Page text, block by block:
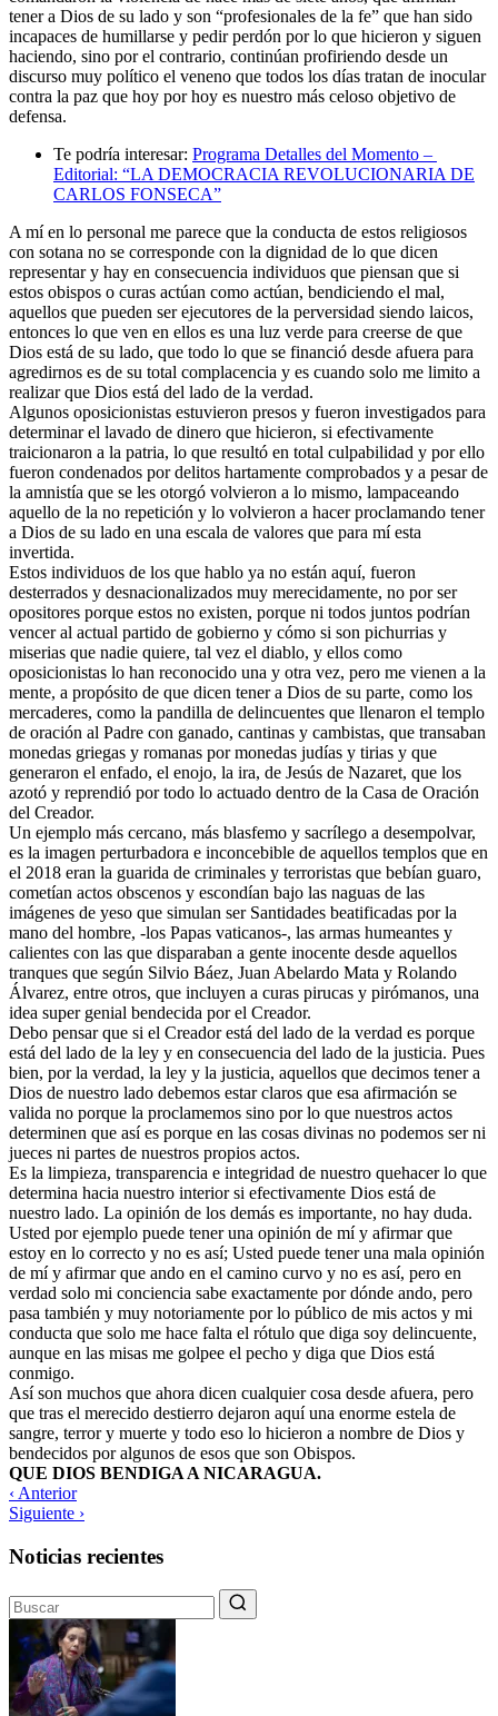
tener a Dios de su lado y son “profesionales de la fe” que han sido
incapaces de humillarse y pedir perdón por lo que hicieron y siguen
haciendo, sino por el contrario, continúan profiriendo desde un
discurso muy político el veneno que todos los días tratan de inocular
contra la paz que hoy por hoy es nuestro más celoso objetivo de
defensa.
Te podría interesar: Programa Detalles del Momento –
Editorial: “LA DEMOCRACIA REVOLUCIONARIA DE
CARLOS FONSECA”
A mí en lo personal me parece que la conducta de estos religiosos
con sotana no se corresponde con la dignidad de lo que dicen
representar y hay en consecuencia individuos que piensan que si
estos obispos o curas actúan como actúan, bendiciendo el mal,
aquellos que pueden ser ejecutores de la perversidad siendo laicos,
entonces lo que ven en ellos es una luz verde para creerse de que
Dios está de su lado, que todo lo que se financió desde afuera para
agredirnos es de su total complacencia y es cuando solo me limito a
realizar que Dios está del lado de la verdad.
Algunos oposicionistas estuvieron presos y fueron investigados para
determinar el lavado de dinero que hicieron, si efectivamente
traicionaron a la patria, lo que resultó en total culpabilidad y por ello
fueron condenados por delitos hartamente comprobados y a pesar de
la amnistía que se les otorgó volvieron a lo mismo, lampaceando
aquello de la no repetición y lo volvieron a hacer proclamando tener
a Dios de su lado en una escala de valores que para mí esta
invertida.
Estos individuos de los que hablo ya no están aquí, fueron
desterrados y desnacionalizados muy merecidamente, no por ser
opositores porque estos no existen, porque ni todos juntos podrían
vencer al actual partido de gobierno y cómo si son pichurrias y
miserias que nadie quiere, tal vez el diablo, y ellos como
oposicionistas lo han reconocido una y otra vez, pero me vienen a la
mente, a propósito de que dicen tener a Dios de su parte, como los
mercaderes, como la pandilla de delincuentes que llenaron el templo
de oración al Padre con ganado, cantinas y cambistas, que transaban
monedas griegas y romanas por monedas judías y tirias y que
generaron el enfado, el enojo, la ira, de Jesús de Nazaret, que los
azotó y reprendió por todo lo actuado dentro de la Casa de Oración
del Creador.
Un ejemplo más cercano, más blasfemo y sacrílego a desempolvar,
es la imagen perturbadora e inconcebible de aquellos templos que en
el 2018 eran la guarida de criminales y terroristas que bebían guaro,
cometían actos obscenos y escondían bajo las naguas de las
imágenes de yeso que simulan ser Santidades beatificadas por la
mano del hombre, -los Papas vaticanos-, las armas humeantes y
calientes con las que disparaban a gente inocente desde aquellos
tranques que según Silvio Báez, Juan Abelardo Mata y Rolando
Álvarez, entre otros, que incluyen a curas pirucas y pirómanos, una
idea super genial bendecida por el Creador.
Debo pensar que si el Creador está del lado de la verdad es porque
está del lado de la ley y en consecuencia del lado de la justicia. Pues
bien, por la verdad, la ley y la justicia, aquellos que decimos tener a
Dios de nuestro lado debemos estar claros que esa afirmación se
valida no porque la proclamemos sino por lo que nuestros actos
determinen que así es porque en las cosas divinas no podemos ser ni
jueces ni partes de nuestros propios actos.
Es la limpieza, transparencia e integridad de nuestro quehacer lo que
determina hacia nuestro interior si efectivamente Dios está de
nuestro lado. La opinión de los demás es importante, no hay duda.
Usted por ejemplo puede tener una opinión de mí y afirmar que
estoy en lo correcto y no es así; Usted puede tener una mala opinión
de mí y afirmar que ando en el camino curvo y no es así, pero en
verdad solo mi conciencia sabe exactamente por dónde ando, pero
pasa también y muy notoriamente por lo público de mis actos y mi
conducta que solo me hace falta el rótulo que diga soy delincuente,
aunque en las misas me golpee el pecho y diga que Dios está
conmigo.
Así son muchos que ahora dicen cualquier cosa desde afuera, pero
que tras el merecido destierro dejaron aquí una enorme estela de
sangre, terror y muerte y todo eso lo hicieron a nombre de Dios y
bendecidos por algunos de esos que son Obispos.
QUE DIOS BENDIGA A NICARAGUA.
‹ Anterior
Siguiente ›
Noticias recientes